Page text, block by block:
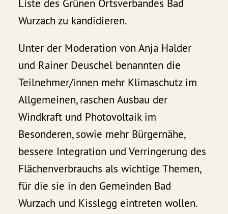
Liste des Grünen Ortsverbandes Bad
Wurzach zu kandidieren.
Unter der Moderation von Anja Halder
und Rainer Deuschel benannten die
Teilnehmer/innen mehr Klimaschutz im
Allgemeinen, raschen Ausbau der
Windkraft und Photovoltaik im
Besonderen, sowie mehr Bürgernähe,
bessere Integration und Verringerung des
Flächenverbrauchs als wichtige Themen,
für die sie in den Gemeinden Bad
Wurzach und Kisslegg eintreten wollen.